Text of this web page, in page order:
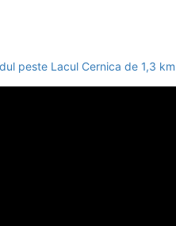
peste Lacul Cernica de 1,3